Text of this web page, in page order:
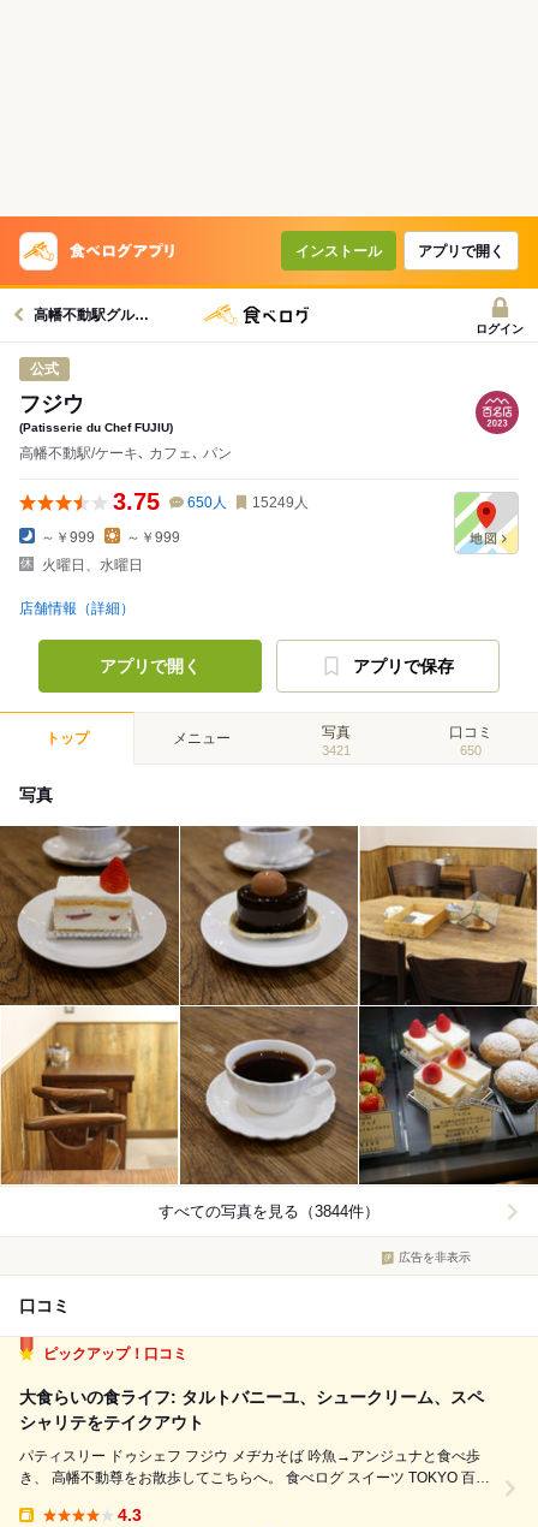
インストール アプリで開く
高幡不動駅グルメへ
ログイン
公式
フジウ
(Patisserie du Chef FUJIU)
高幡不動駅/ケーキ､ カフェ､ パン
3.75 650人 15249 人
～￥999
～￥999
火曜日、水曜日
店舗情報（詳細）
アプリで開く アプリで保存
トップ メニュー 写真
3421
口コミ
650
写真
すべての写真を見る（3844件）
広告を非表示
口コミ
ピックアップ！口コミ
大食らいの食ライフ: タルトバニーユ、シュークリーム、スペ
シャリテをテイクアウト
パティスリー ドゥシェフ フジウ メヂカそば 吟魚→アンジュナと食べ歩
き、 高幡不動尊をお散歩してこちらへ。 食べログ スイーツ TOKYO 百名
4.3